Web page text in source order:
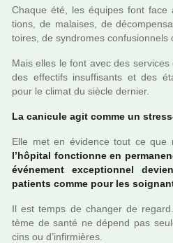
Chaque été, les équipes font
tions, de malai­ses, de
toi­res, de syn­dro­mes confu­sion­nels
Mais elles le font avec des
des effec­tifs insuf­fi­sants et des
pour le climat du siècle der­nier.
La cani­cule agit comme un
Elle met en évidence tout ce que
l’hôpi­tal fonc­tionne en
événement excep­tion­nel
patients comme pour les
Il est temps de chan­ger de
tème de santé ne dépend pas
cins ou d’infir­miè­res.